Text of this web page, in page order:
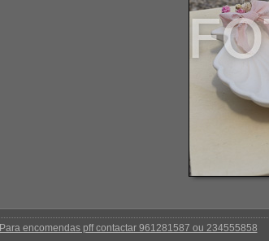
Para encomendas pff contactar 961281587 ou 234555858